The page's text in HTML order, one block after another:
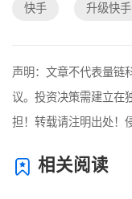
快手 升级快
声明：文章不代表量链
议。投资决策需建立在
担！转载请注明出处！
相关阅读